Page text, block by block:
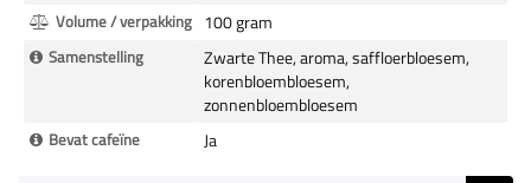
Volume / verpakking 100 gram
Samenstelling
Zwarte Thee, aroma, saffloerbloesem,
korenbloembloesem,
zonnenbloembloesem
Bevat cafeïne Ja